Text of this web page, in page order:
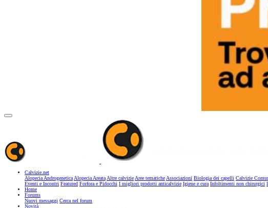
Calvizie.net
Alopecia AndrogeneticaAlopecia AreataAltre calvizieAree tematicheAssociazioni Biologia dei capelli Calvizie
Eventi e Incontri Featured Forfora e Pidocchi I migliori prodotti anticalvizie Igiene e cura Infoltimenti non chirurgici
Home
Forums
Nuovi messaggi Cerca nel forum
Novità